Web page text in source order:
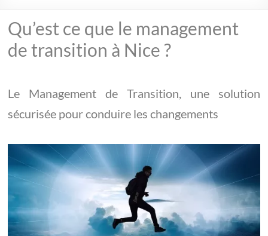
Qu’est ce que le management
de transition à Nice ?
Le Management de Transition, une solution
sécurisée pour conduire les changements